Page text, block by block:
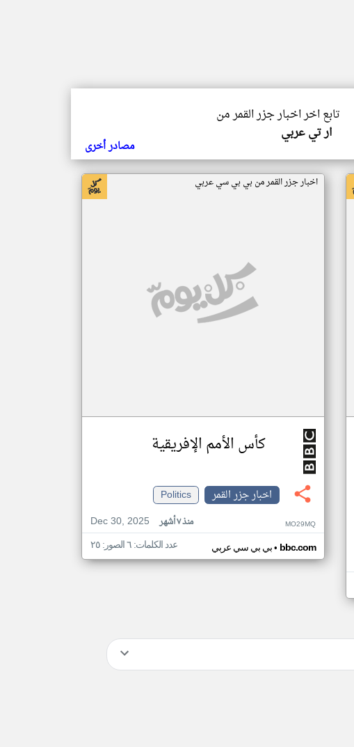
تابع اخر اخبار جزر القمر من
ار تي عربي
مصادر أخرى
اخبار جزر القمر من بي بي سي عربي
كأس الأمم الإفريقية
اخبار جزر القمر
Politics
Dec 30, 2025
منذ ٧ أشهر MO29MQ
بي بي سي عربي• bbc.com عدد الكلمات: ٦ الصور: ٢٥